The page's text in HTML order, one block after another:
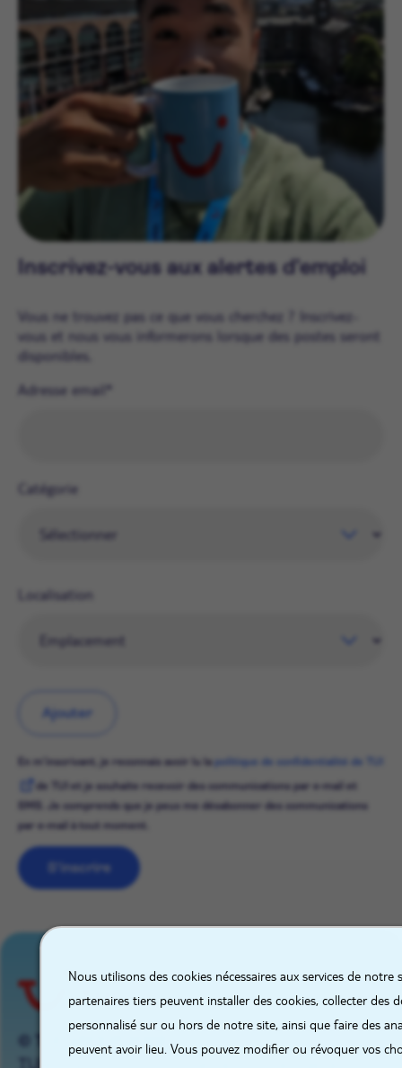
Nous utilisons des cookies nécessaires aux services de
partenaires tiers peuvent installer des cookies, collecter
personnalisé sur ou hors de notre site, ainsi que faire des
peuvent avoir lieu. Vous pouvez modifier ou révoquer vos
Inscrivez-vous aux alertes d’emploi
Vous ne trouvez pas ce que vous cherchez ? Inscrivez-
vous et nous vous informerons lorsque des postes seront
disponibles.
Adresse email
Catégorie
Localisation
Ajouter
En m'inscrivant, je reconnais avoir lu la politique de confidentialité de TUI
de TUI et je souhaite recevoir des communications par e-mail et
SMS. Je comprends que je peux me désabonner des communications
par e-mail à tout moment.
S'inscrire
© TUI GROUP 2026